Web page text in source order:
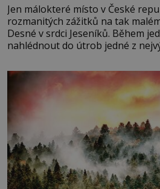
Jen málokteré místo v České
rozmanitých zážitků na tak
Desné v srdci Jeseníků. Během
nahlédnout do útrob jedné z
se na koloběžce a den zakončit
Velkých Losinách nebo v